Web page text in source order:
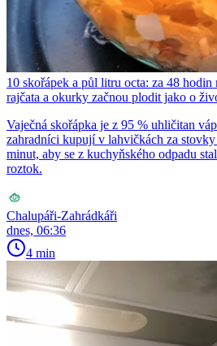
10 skořápek a půl litru octa: za 48
rajčata a okurky začnou plodit jako o
Vaječná skořápka je z 95 % uhličitan
zahradníci kupují v lahvičkách za
minut, aby se z kuchyňského odpadu
roztok.
Chalupáři-Zahrádkáři
dnes, 06:36
4 min